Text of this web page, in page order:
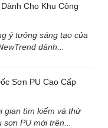
Cho Khu Công
ý tưởng sáng tạo của
dành...
Sơn PU Cao Cấp
gian tìm kiếm và thử
PU mới trên...